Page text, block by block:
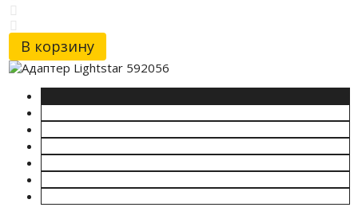
В корзину